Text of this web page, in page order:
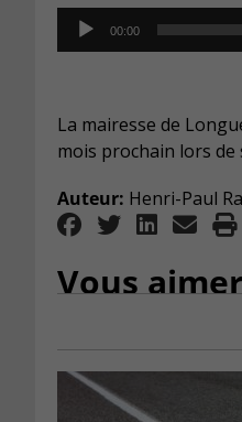
Audio
Player
00:00
La mairesse de
mois prochain lors de
Auteur: Henri-Paul
Vous